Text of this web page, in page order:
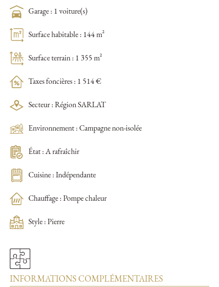
Garage : 1 voiture(s)
Surface habitable : 144 m²
Surface terrain : 1 355 m²
Taxes foncières : 1 514 €
Secteur : Région SARLAT
Environnement : Campagne non-isolée
État : A rafraîchir
Cuisine : Indépendante
Chauffage : Pompe chaleur
Style : Pierre
INFORMATIONS COMPLÉMENTAIRES